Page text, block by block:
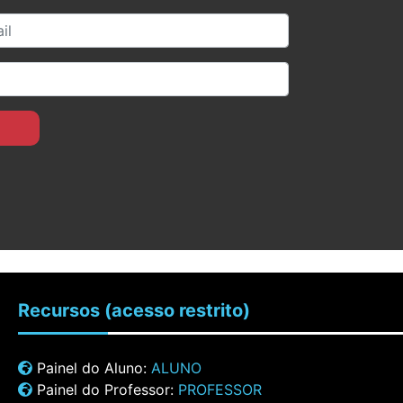
Recursos (acesso restrito)
Painel do Aluno: ALUNO
Painel do Professor: PROFESSOR